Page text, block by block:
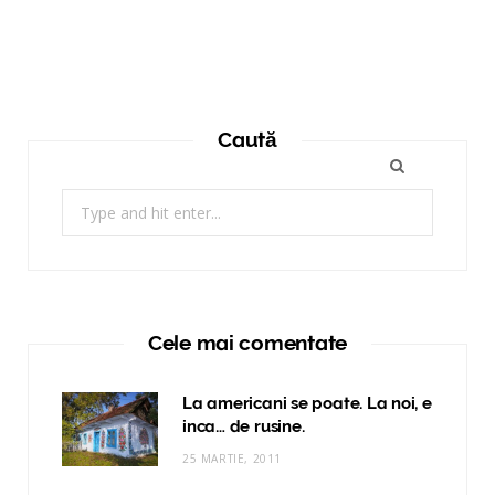
Caută
for:
Cele mai comentate
La americani se poate. La noi, e
inca… de rusine.
25 MARTIE, 2011